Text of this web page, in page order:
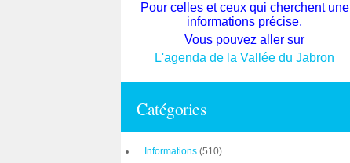
Pour celles et ceux qui cherchent une
informations précise,
Vous pouvez aller sur
L'agenda de la Vallée du Jabron
Catégories
Informations (510)